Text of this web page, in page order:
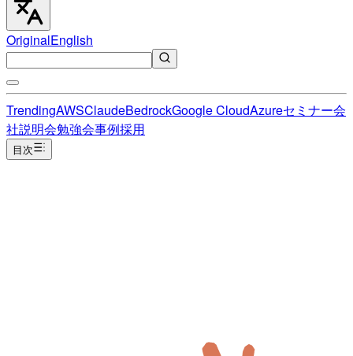
OriginalEnglish
TrendingAWSClaudeBedrockGoogle CloudAzureセミナー会
社説明会勉強会事例採用
目次